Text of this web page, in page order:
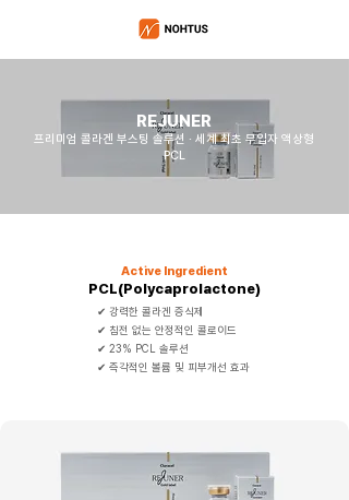
REJUNER
프리미엄 콜라겐 부스팅 솔루션 · 세계 최초 무입자 액상형
PCL
Active Ingredient
PCL(Polycaprolactone)
✔ 강력한 콜라겐 증식제
✔ 침전 없는 안정적인 콜로이드
✔ 23% PCL 솔루션
✔ 즉각적인 볼륨 및 피부개선 효과